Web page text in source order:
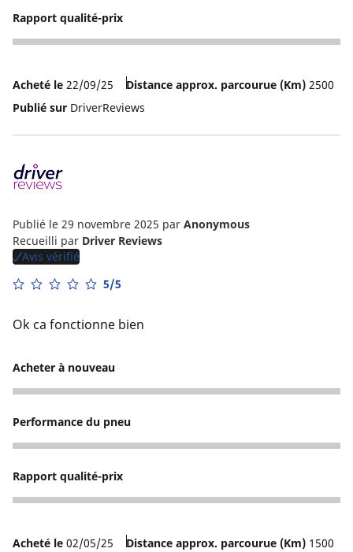
Rapport qualité-prix
5
Acheté le 22/09/25 Distance approx. parcourue (Km) 2500
Publié sur DriverReviews
Publié le 29 novembre 2025 par Anonymous
Recueilli par Driver Reviews
Avis vérifié
5/5
Ok ca fonctionne bien
Acheter à nouveau
5
Performance du pneu
5
Rapport qualité-prix
5
Acheté le 02/05/25 Distance approx. parcourue (Km) 1500